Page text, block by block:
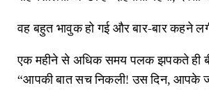
वह बहुत भावुक हो गई और बार-बार कहने
एक महीने से अधिक समय पलक झपकते ही
“आपकी बात सच निकली! उस दिन, आपके